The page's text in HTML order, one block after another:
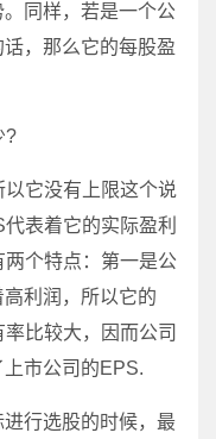
同样，若是一个公
，那么它的每股盈
?
它没有上限这个说
表着它的实际盈利
个特点：第一是公
利润，所以它的
比较大，因而公司
市公司的EPS.
行选股的时候，最